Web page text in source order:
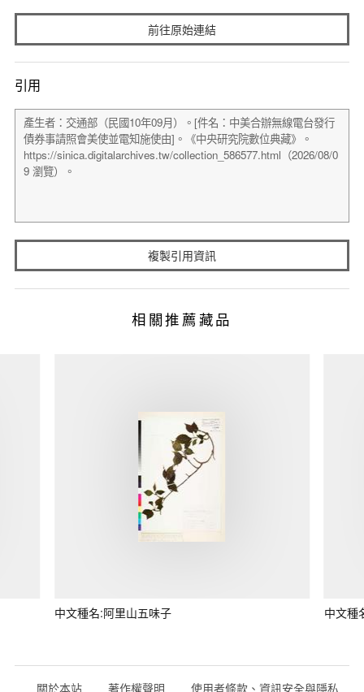
前往原始連結
引用
複製引用資訊
相關推薦藏品
中文種名:阿里山五味子 中文種
關於本站 著作權聲明 使用者條款、資訊安全與隱私